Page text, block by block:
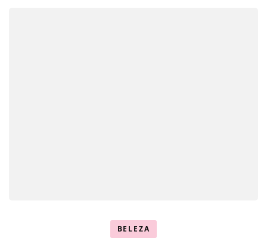
BELEZA